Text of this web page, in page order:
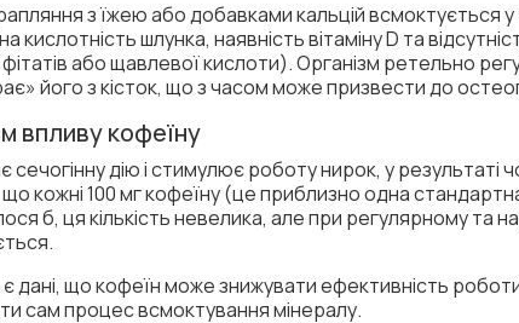
з їжею або добавками кальцій всмоктується
кислотність шлунка, наявність вітаміну D та
або щавлевої кислоти). Організм ретельно
його з кісток, що з часом може призвести до
впливу кофеїну
сечогінну дію і стимулює роботу нирок, у
кожні 100 мг кофеїну (це приблизно одна
б, ця кількість невелика, але при регулярному та
є дані, що кофеїн може знижувати ефективність
сам процес всмоктування мінералу.